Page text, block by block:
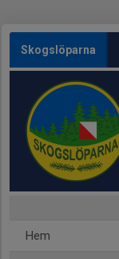
Skogslöparna
Hem